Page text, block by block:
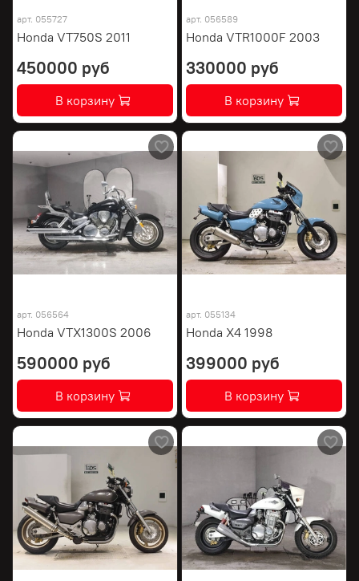
арт. 055727
Honda VT750S 2011
450000 руб
В корзину
арт. 056589
Honda VTR1000F 2003
330000 руб
В корзину
арт. 056564
Honda VTX1300S 2006
590000 руб
В корзину
арт. 055134
Honda X4 1998
399000 руб
В корзину